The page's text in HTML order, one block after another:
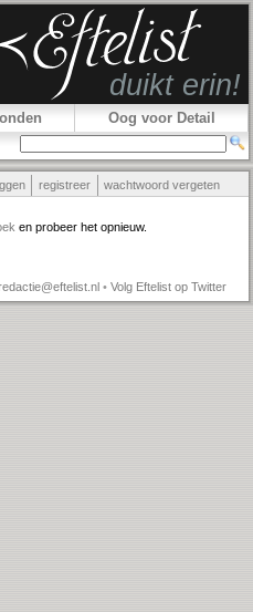
Oog voor Detail
registreer wachtwoord vergeten
en probeer het opnieuw.
• Volg Eftelist op Twitter